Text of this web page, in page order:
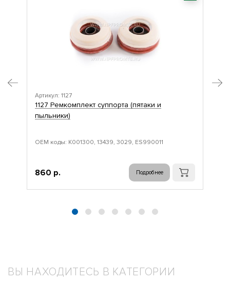
Артикул: 1127
1127 Ремкомплект суппорта (пятаки и
пыльники)
ОЕМ коды: K001300, 13439, 3029, ES990011
860 р. Подробнее
ВЫ НАХОДИТЕСЬ В КАТЕГОРИИ